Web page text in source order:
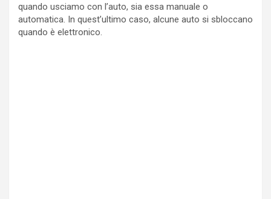
quando usciamo con l’auto, sia essa manuale o
automatica. In quest’ultimo caso, alcune auto si sbloccano
quando è elettronico.